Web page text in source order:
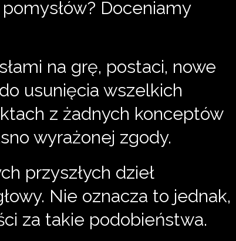
Doceniamy
na grę, postaci, nowe
usunięcia wszelkich
z żadnych konceptów
wyrażonej zgody.
przyszłych dzieł
Nie oznacza to jednak,
za takie podobieństwa.